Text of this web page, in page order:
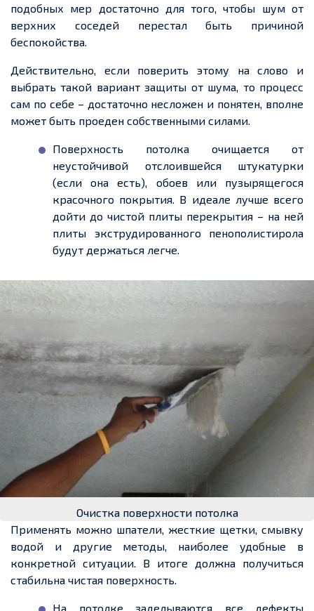
подобных мер достаточно для того, чтобы шум от
верхних соседей перестал быть причиной
беспокойства.
Действительно, если поверить этому на слово и
выбрать такой вариант защиты от шума, то процесс
сам по себе – достаточно несложен и понятен, вполне
может быть проеден собственными силами.
Поверхность потолка очищается от
неустойчивой отслоившейся штукатурки
(если она есть), обоев или пузырящегося
красочного покрытия. В идеале лучше всего
дойти до чистой плиты перекрытия – на ней
плиты экструдированного пенополистирола
будут держаться легче.
Очистка поверхности потолка
Применять можно шпатели, жесткие щетки, смывку
водой и другие методы, наиболее удобные в
конкретной ситуации. В итоге должна получиться
стабильна чистая поверхность.
На потолке заделываются все дефекты